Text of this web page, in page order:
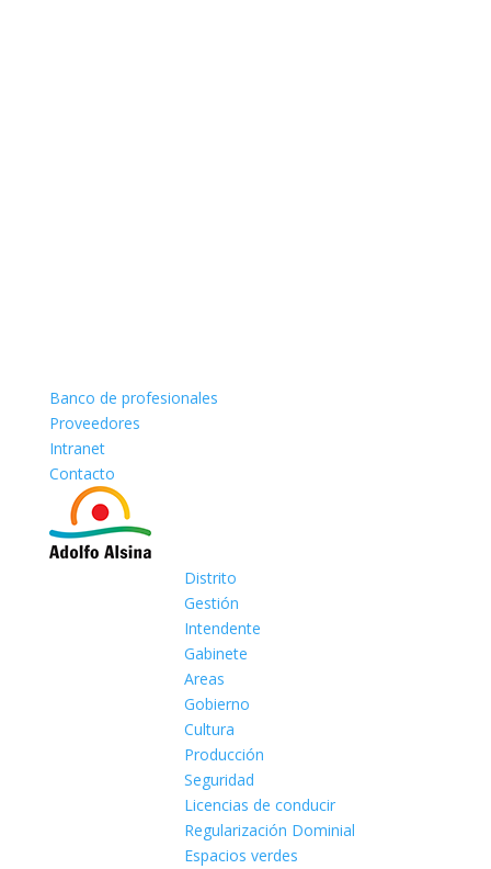
Banco de profesionales
Proveedores
Intranet
Contacto
Distrito
Gestión
Intendente
Gabinete
Areas
Gobierno
Cultura
Producción
Seguridad
Licencias de conducir
Regularización Dominial
Espacios verdes